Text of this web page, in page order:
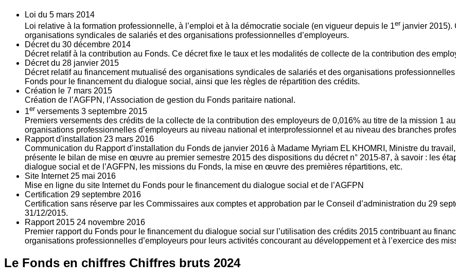
Loi du 5 mars 2014
Loi relative à la formation professionnelle, à l’emploi et à la démocratie sociale (en vigueur depuis le 1er janvier 2015).
organisations syndicales de salariés et des organisations professionnelles d’employeurs.
Décret du 30 décembre 2014
Décret relatif à la contribution au Fonds. Ce décret fixe le taux et les modalités de collecte de la contribution des
Décret du 28 janvier 2015
Décret relatif au financement mutualisé des organisations syndicales de salariés et des organisations
Fonds pour le financement du dialogue social, ainsi que les règles de répartition des crédits.
Création le 7 mars 2015
Création de l’AGFPN, l’Association de gestion du Fonds paritaire national.
1er versements 3 septembre 2015
Premiers versements des crédits de la collecte de la contribution des employeurs de 0,016% au titre de la mission 1
organisations professionnelles d’employeurs au niveau national et interprofessionnel et au niveau des branches
Rapport d'installation 23 mars 2016
Communication du Rapport d’installation du Fonds de janvier 2016 à Madame Myriam EL KHOMRI, Ministre du
présente le bilan de mise en œuvre au premier semestre 2015 des dispositions du décret n° 2015-87, à savoir : les
dialogue social et de l’AGFPN, les missions du Fonds, la mise en œuvre des premières répartitions, etc.
Site Internet 25 mai 2016
Mise en ligne du site Internet du Fonds pour le financement du dialogue social et de l’AGFPN
Certification 29 septembre 2016
Certification sans réserve par les Commissaires aux comptes et approbation par le Conseil d’administration du 29
31/12/2015.
Rapport 2015 24 novembre 2016
Premier rapport du Fonds pour le financement du dialogue social sur l’utilisation des crédits 2015 contribuant au
organisations professionnelles d’employeurs pour leurs activités concourant au développement et à l’exercice des
Le Fonds en chiffres Chiffres bruts 2024